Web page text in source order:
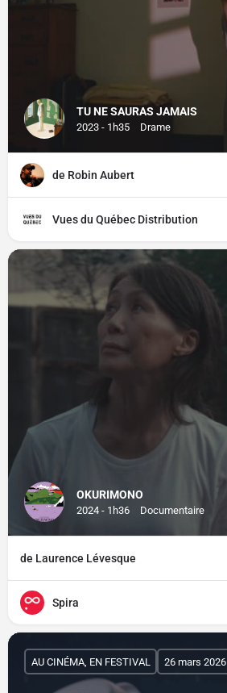
TU NE SAURAS JAMAIS
2023 - 1h35 Drame
de Robin Aubert
Vues du Québec Distribution
OKURIMONO
2024 - 1h36 Documentaire
de Laurence Lévesque
Spira
AU CINÉMA, EN FESTIVAL 26 mars 2026